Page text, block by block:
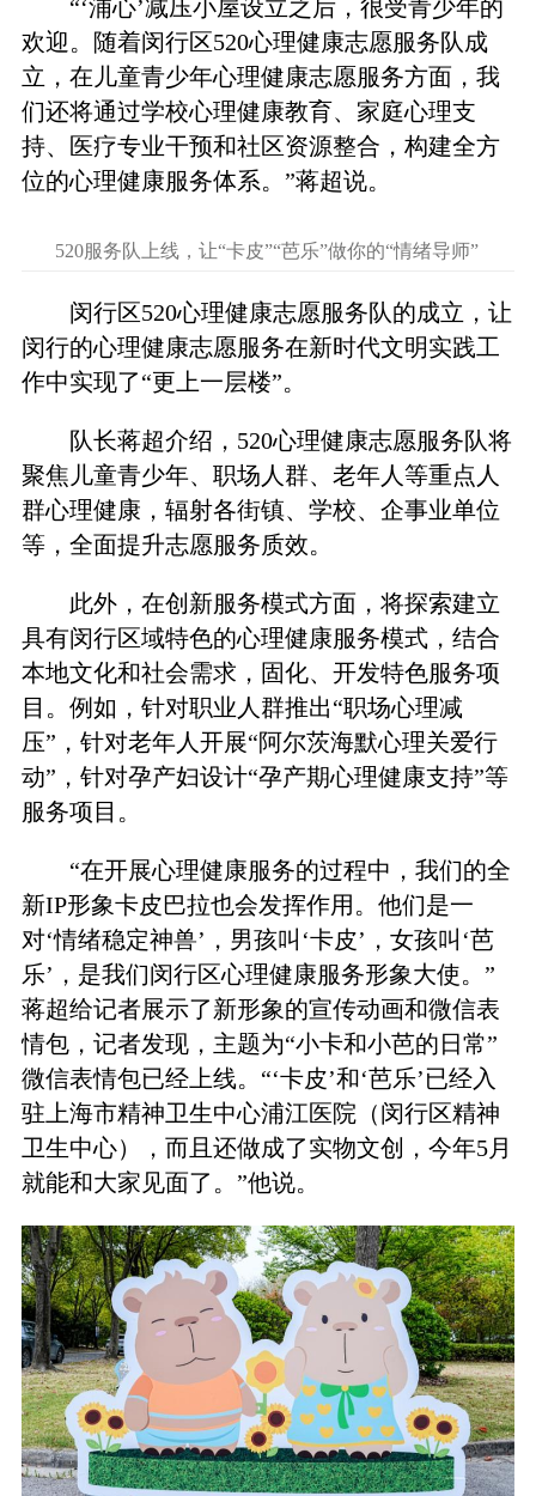
“‘浦心’减压小屋设立之后，很受青少年的
欢迎。随着闵行区520心理健康志愿服务队成
立，在儿童青少年心理健康志愿服务方面，我
们还将通过学校心理健康教育、家庭心理支
持、医疗专业干预和社区资源整合，构建全方
位的心理健康服务体系。”蒋超说。
520服务队上线，让“卡皮”“芭乐”做你的“情绪导师”
闵行区520心理健康志愿服务队的成立，让
闵行的心理健康志愿服务在新时代文明实践工
作中实现了“更上一层楼”。
队长蒋超介绍，520心理健康志愿服务队将
聚焦儿童青少年、职场人群、老年人等重点人
群心理健康，辐射各街镇、学校、企事业单位
等，全面提升志愿服务质效。
此外，在创新服务模式方面，将探索建立
具有闵行区域特色的心理健康服务模式，结合
本地文化和社会需求，固化、开发特色服务项
目。例如，针对职业人群推出“职场心理减
压”，针对老年人开展“阿尔茨海默心理关爱行
动”，针对孕产妇设计“孕产期心理健康支持”等
服务项目。
“在开展心理健康服务的过程中，我们的全
新IP形象卡皮巴拉也会发挥作用。他们是一
对‘情绪稳定神兽’，男孩叫‘卡皮’，女孩叫‘芭
乐’，是我们闵行区心理健康服务形象大使。”
蒋超给记者展示了新形象的宣传动画和微信表
情包，记者发现，主题为“小卡和小芭的日常”
微信表情包已经上线。“‘卡皮’和‘芭乐’已经入
驻上海市精神卫生中心浦江医院（闵行区精神
卫生中心），而且还做成了实物文创，今年5月
就能和大家见面了。”他说。